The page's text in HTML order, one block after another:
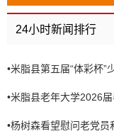
24小时新闻排行
•米脂县第五届“体彩杯”
•米脂县老年大学2026
•杨树森看望慰问老党员